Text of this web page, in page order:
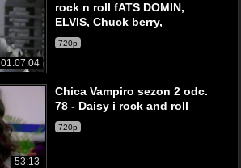
01:07:04
rock n roll fATS DOMIN,
ELVIS, Chuck berry,
720p
53:13
Chica Vampiro sezon 2 odc.
78 - Daisy i rock and roll
720p